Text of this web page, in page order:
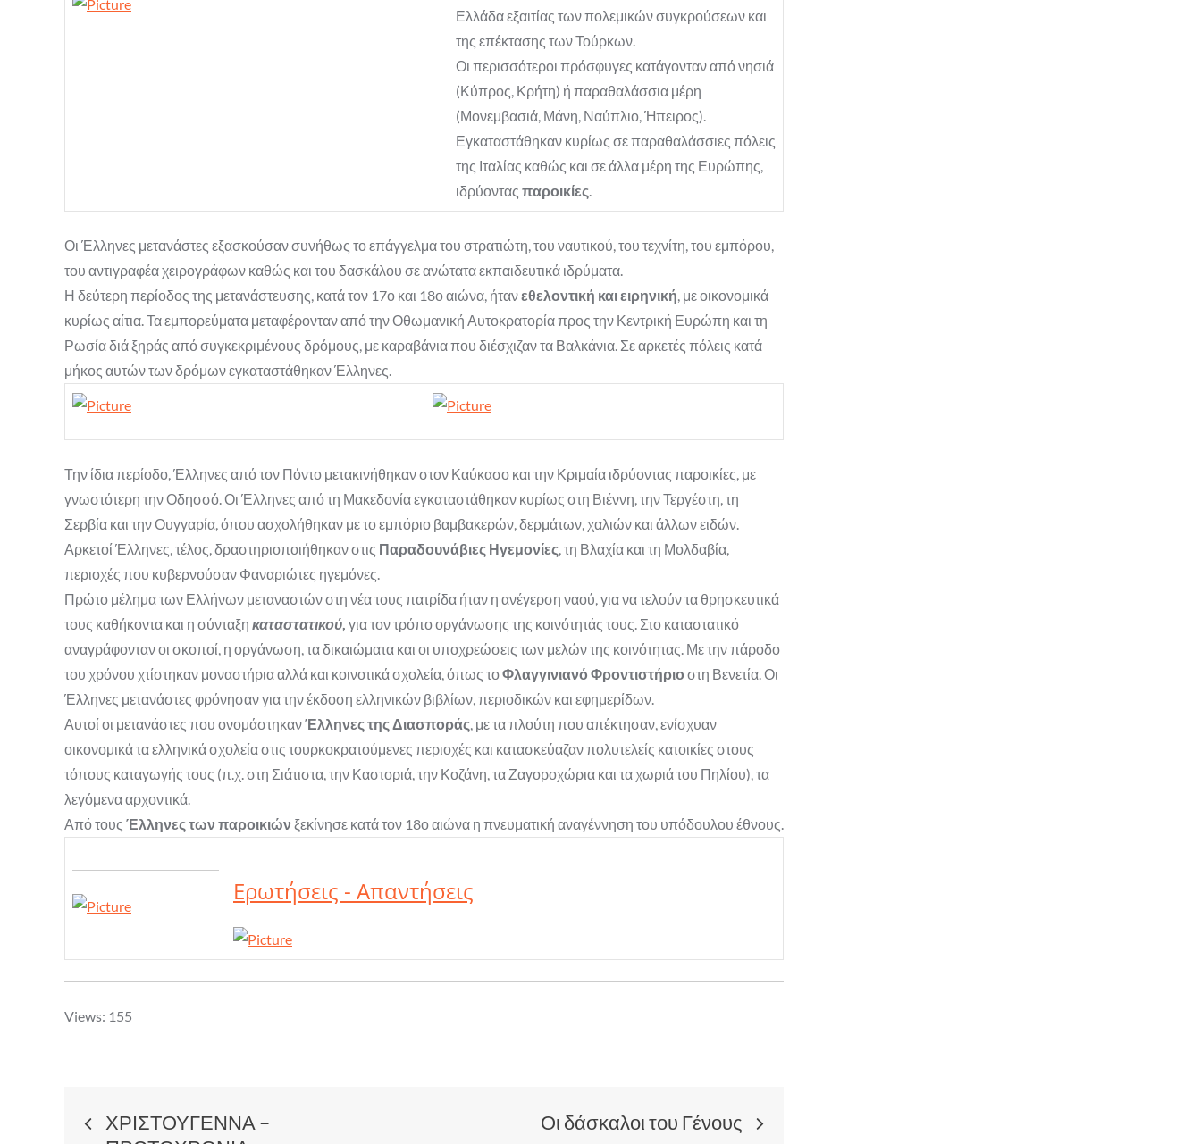
Ελλάδα εξαιτίας των πολεμικών συγκρούσεων και
της επέκτασης των Τούρκων.
Οι περισσότεροι πρόσφυγες κατάγονταν από νησιά
(Κύπρος, Κρήτη) ή παραθαλάσσια μέρη
(Μονεμβασιά, Μάνη, Ναύπλιο, Ήπειρος).
Εγκαταστάθηκαν κυρίως σε παραθαλάσσιες πόλεις
της Ιταλίας καθώς και σε άλλα μέρη της Ευρώπης,
ιδρύοντας παροικίες.
Οι Έλληνες μετανάστες εξασκούσαν συνήθως το επάγγελμα του στρατιώτη, του ναυτικού, του τεχνίτη, του εμπόρου,
του αντιγραφέα χειρογράφων καθώς και του δασκάλου σε ανώτατα εκπαιδευτικά ιδρύματα.
Η δεύτερη περίοδος της μετανάστευσης, κατά τον 17ο και 18ο αιώνα, ήτανεθελοντική και ειρηνική, με οικονομικά
κυρίως αίτια. Τα εμπορεύματα μεταφέρονταν από την Οθωμανική Αυτοκρατορία προς την Κεντρική Ευρώπη και τη
Ρωσία διά ξηράς από συγκεκριμένους δρόμους, με καραβάνια που διέσχιζαν τα Βαλκάνια. Σε αρκετές πόλεις κατά
μήκος αυτών των δρόμων εγκαταστάθηκαν Έλληνες.
Την ίδια περίοδο, Έλληνες από τον Πόντο μετακινήθηκαν στον Καύκασο και την Κριμαία ιδρύοντας παροικίες, με
γνωστότερη την Οδησσό. Οι Έλληνες από τη Μακεδονία εγκαταστάθηκαν κυρίως στη Βιέννη, την Τεργέστη, τη
Σερβία και την Ουγγαρία, όπου ασχολήθηκαν με το εμπόριο βαμβακερών, δερμάτων, χαλιών και άλλων ειδών.
Αρκετοί Έλληνες, τέλος, δραστηριοποιήθηκαν στις Παραδουνάβιες Ηγεμονίες, τη Βλαχία και τη Μολδαβία,
περιοχές που κυβερνούσαν Φαναριώτες ηγεμόνες.
Πρώτο μέλημα των Ελλήνων μεταναστών στη νέα τους πατρίδα ήταν η ανέγερση ναού, για να τελούν τα θρησκευτικά
τους καθήκοντα και η σύνταξη καταστατικού, για τον τρόπο οργάνωσης της κοινότητάς τους. Στο καταστατικό
αναγράφονταν οι σκοποί, η οργάνωση, τα δικαιώματα και οι υποχρεώσεις των μελών της κοινότητας. Με την πάροδο
του χρόνου χτίστηκαν μοναστήρια αλλά και κοινοτικά σχολεία, όπως τοΦλαγγινιανό Φροντιστήριο στη Βενετία. Οι
Έλληνες μετανάστες φρόνησαν για την έκδοση ελληνικών βιβλίων, περιοδικών και εφημερίδων.
Αυτοί οι μετανάστες που ονομάστηκανΈλληνες της Διασποράς, με τα πλούτη που απέκτησαν, ενίσχυαν
οικονομικά τα ελληνικά σχολεία στις τουρκοκρατούμενες περιοχές και κατασκεύαζαν πολυτελείς κατοικίες στους
τόπους καταγωγής τους (π.χ. στη Σιάτιστα, την Καστοριά, την Κοζάνη, τα Ζαγοροχώρια και τα χωριά του Πηλίου), τα
λεγόμενα αρχοντικά.
Από τους Έλληνες των παροικιών ξεκίνησε κατά τον 18ο αιώνα η πνευματική αναγέννηση του υπόδουλου έθνους.
Ερωτήσεις - Απαντήσεις
Views: 155
Post
ΧΡΙΣΤΟΥΓΕΝΝΑ –
Οι δάσκαλοι του Γένους